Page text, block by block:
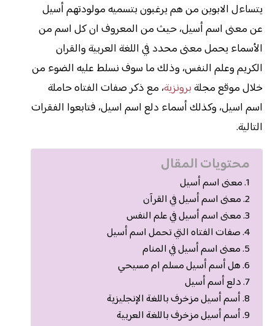
يتساءل الابوين من هم يرغبون بتسميه مولودتهم أسيل
عن معنى اسم أسيل، حيث من المعروف ان كل اسم من
الأسماء يحمل معنى محدد في اللغة العربية والقران
الكريم وعلم النفس، وذلك ما سوف نسلط عليه الضوء من
خلال موقع مجلةبرونزية، مع ذكر صفات الفتاه حاملة
اسم اسيل، وكذلك أسماء دلع اسم اسيل، فتابعوا الفقرات
التالية.
محتويات المقال
معنى اسم أسيل
معنى اسم أسيل في القرآن
معنى اسم أسيل في علم النفس
صفات الفتاه التي تحمل اسم أسيل
معنى اسم أسيل في المنام
هل أسم أسيل مسلم ام مسيحي
دلع أسم أسيل
أسم أسيل مزخرف باللغة الإنجليزية
أسم أسيل مزخرف باللغة العربية